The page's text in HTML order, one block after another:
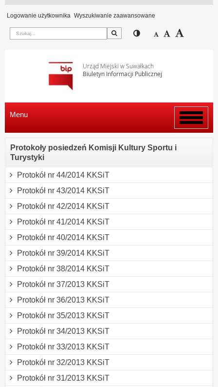
Logowanie użytkownika Wyszukiwanie zaawansowane
Szukaj Przełącz pomiędzy
Zmniejsz
Domyślny
Urząd Miejski w Suwałkach
Biuletyn Informacji Publicznej
Włącz
menu
Menu
Protokoły posiedzeń Komisji Kultury Sportu i
Turystyki
Protokół nr 44/2014 KKSiT
Protokół nr 43/2014 KKSiT
Protokół nr 42/2014 KKSiT
Protokół nr 41/2014 KKSiT
Protokół nr 40/2014 KKSiT
Protokół nr 39/2014 KKSiT
Protokół nr 38/2014 KKSiT
Protokół nr 37/2013 KKSiT
Protokół nr 36/2013 KKSiT
Protokół nr 35/2013 KKSiT
Protokół nr 34/2013 KKSiT
Protokół nr 33/2013 KKSiT
Protokół nr 32/2013 KKSiT
Protokół nr 31/2013 KKSiT